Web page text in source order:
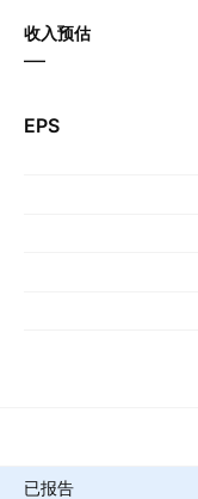
收入预估
—
EPS
已报告